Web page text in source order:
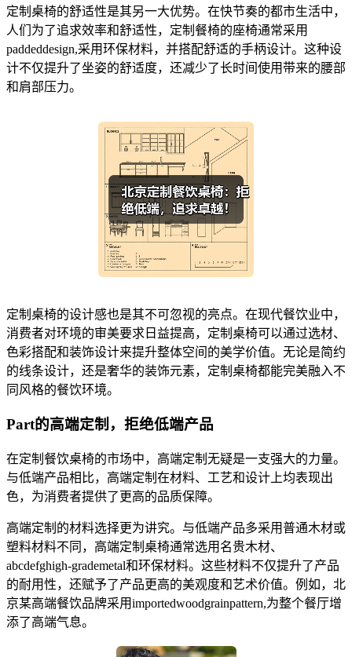
定制桌椅的舒适性是其另一大优势。在快节奏的都市生活中，
人们为了追求效率和舒适性，定制餐椅的座椅通常采用
paddeddesign,采用环保材料，并搭配舒适的手柄设计。这种设
计不仅提升了坐姿的舒适度，还减少了长时间使用带来的腰部
和肩部压力。
定制桌椅的设计感也是其不可忽视的亮点。在现代餐饮业中，
消费者对环境的审美要求日益提高，定制桌椅可以通过选材、
色彩搭配和装饰设计来提升整体空间的美学价值。无论是简约
的线条设计，还是奢华的装饰元素，定制桌椅都能完美融入不
同风格的餐饮环境。
Part的高端定制，拒绝低端产品
在定制餐饮桌椅的市场中，高端定制无疑是一支强大的力量。
与低端产品相比，高端定制在材料、工艺和设计上均表现出
色，为消费者提供了更高的品质保障。
高端定制的材料选择更为讲究。与低端产品多采用普通木材或
塑料材料不同，高端定制桌椅通常选用名贵木材、
abcdefghigh-grademetal和环保材料。这些材料不仅提升了产品
的耐用性，还赋予了产品更高的美观度和艺术价值。例如，北
京某高端餐饮品牌采用importedwoodgrainpattern,为整个餐厅增
添了高端气息。